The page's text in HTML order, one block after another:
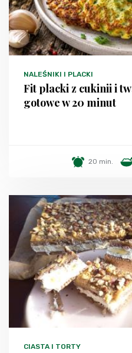
NALEŚNIKI I PLACKI
Fit placki z cukinii i
gotowe w 20 minut
20 min.
CIASTA I TORTY